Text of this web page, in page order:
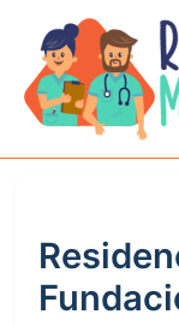
contenido